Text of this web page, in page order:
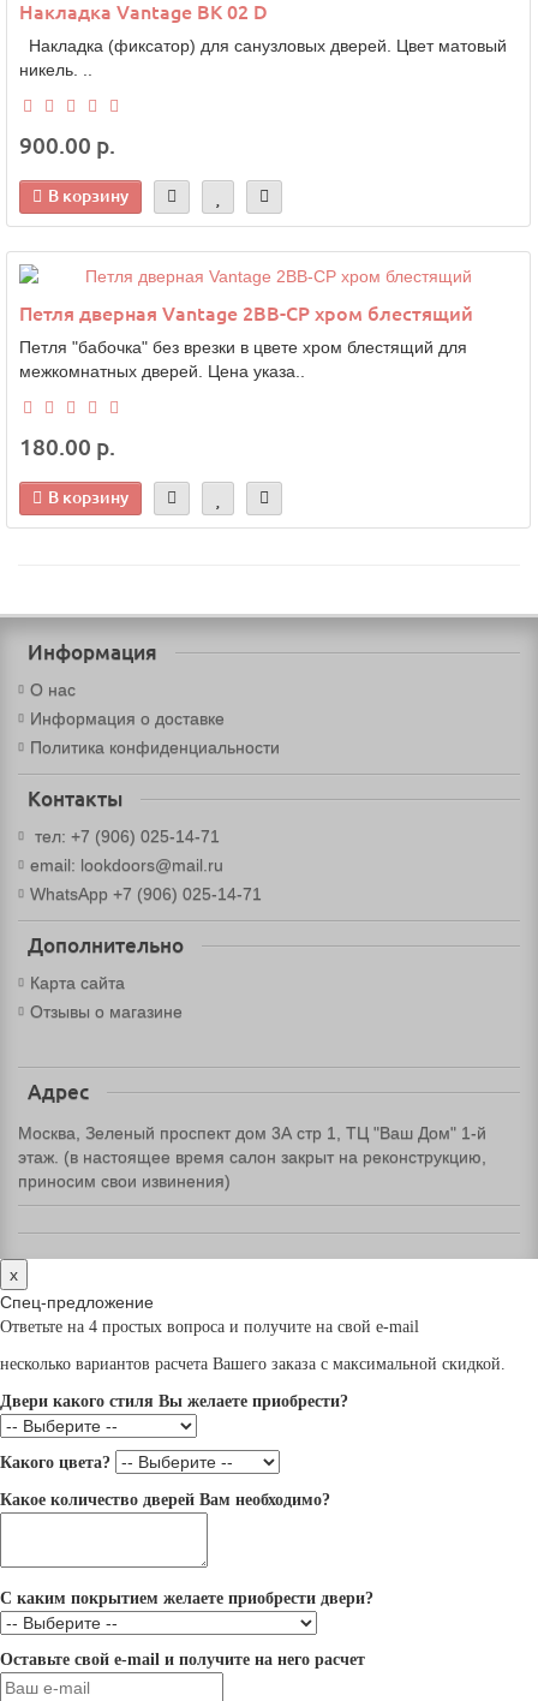
Накладка Vantage BK 02 D
Накладка (фиксатор) для санузловых дверей. Цвет матовый
никель. ..
900.00 р.
В корзину
Петля дверная Vantage 2BB-CP хром блестящий
Петля "бабочка" без врезки в цвете хром блестящий для
межкомнатных дверей. Цена указа..
180.00 р.
В корзину
Информация
О нас
Информация о доставке
Политика конфиденциальности
Контакты
тел: +7 (906) 025-14-71
email: lookdoors@mail.ru
WhatsApp +7 (906) 025-14-71
Дополнительно
Карта сайта
Отзывы о магазине
Адрес
Москва, Зеленый проспект дом 3А стр 1, ТЦ "Ваш Дом" 1-й
этаж. (в настоящее время салон закрыт на реконструкцию,
приносим свои извинения)
x
Спец-предложение
Ответьте на 4 простых вопроса и получите на свой e-mail
несколько вариантов расчета Вашего заказа с максимальной скидкой.
Двери какого стиля Вы желаете приобрести?
Какого цвета?
Какое количество дверей Вам необходимо?
С каким покрытием желаете приобрести двери?
Оставьте свой e-mail и получите на него расчет